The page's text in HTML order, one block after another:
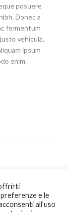
posuere
Donec a
fermentum
vehicula,
ipsum
enim.
e le
all'uso